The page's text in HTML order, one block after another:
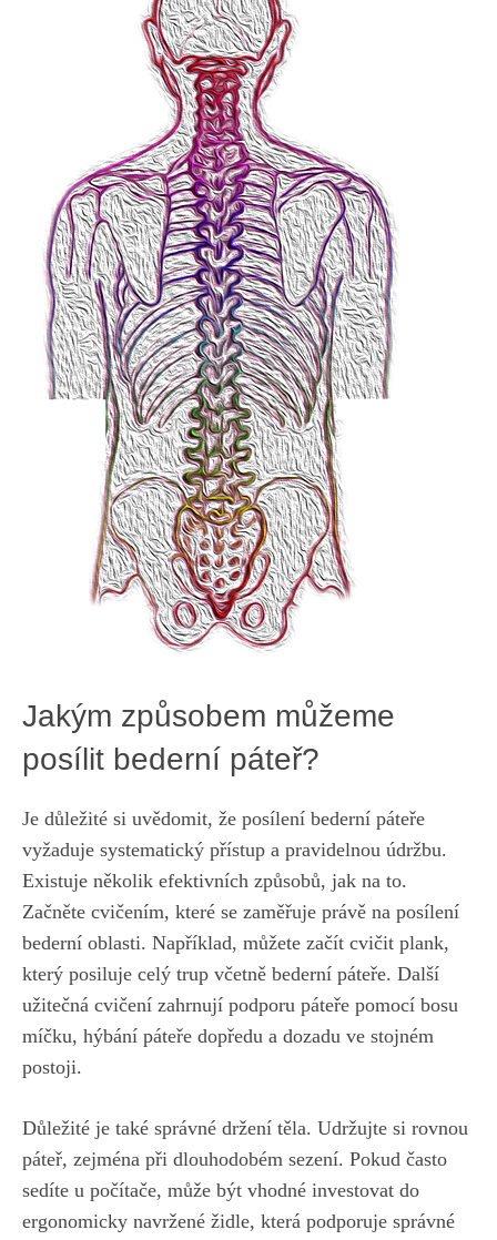
Jakým způsobem můžeme
posílit bederní páteř?
Je důležité si uvědomit, že posílení bederní páteře
vyžaduje systematický přístup a pravidelnou údržbu.
Existuje několik efektivních způsobů, jak na to.
Začněte cvičením, které se zaměřuje právě na posílení
bederní oblasti. Například, můžete začít cvičit plank,
který posiluje celý trup včetně bederní páteře. Další
užitečná cvičení zahrnují podporu páteře pomocí bosu
míčku, hýbání páteře dopředu a dozadu ve stojném
postoji.
Důležité je také správné držení těla. Udržujte si rovnou
páteř, zejména při dlouhodobém sezení. Pokud často
sedíte u počítače, může být vhodné investovat do
ergonomicky navržené židle, která podporuje správné